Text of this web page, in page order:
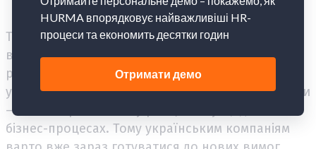
формального підходу.
Таким чином, Законопроєкт №12030 хоч і є
важливим кроком до створення здорового
робочого середовища в Україні, проте для його
успішного впровадження потрібні серйозні зміни
— як на стратегічному рівні, так і у щоденних
бізнес-процесах. Тому українським компаніям